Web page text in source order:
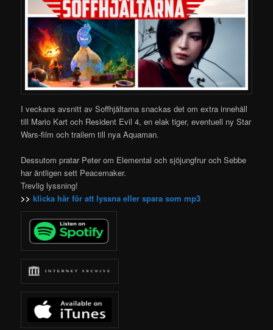
I veckans avsnitt av Soffhjältarna snackas det om extra innehåll
till Mario Kart och Resident Evil 4, en elak tiger, eventuell ny Star
Wars-film och trailern till nya Aquaman.
Dessutom pratar Peter om Elemental och sjöjungfrur och Sebbe
har äntligen sett Peacemaker.
Trevlig lyssning!
>>klicka här för att lyssna eller spara som mp3